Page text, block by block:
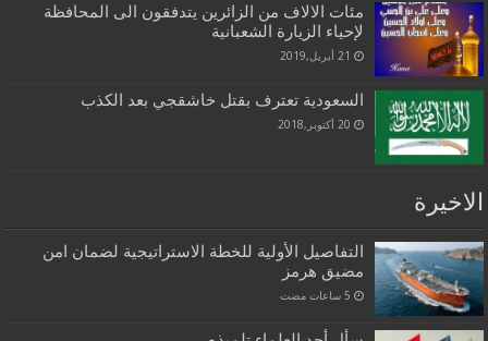
مئات الالاف من الزائرين يتدفقون الى المحافظة
لإحياء الزيارة الشعبانية
21 أبريل,2019
السعودية تعترف بقتل خاشقجي بعد الكذب
20 أكتوبر,2018
الاخيرة
التفاصيل الأولية للخطة الاستراتيجية لضمان امن
مضيق هرمز